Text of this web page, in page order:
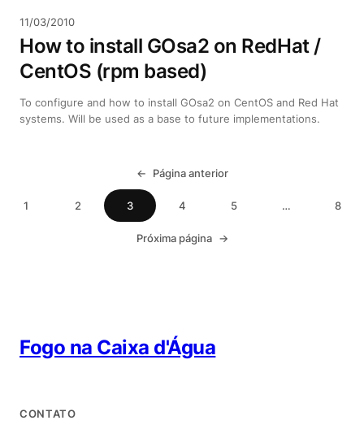
11/03/2010
How to install GOsa2 on RedHat /
CentOS (rpm based)
To configure and how to install GOsa2 on CentOS and Red Hat
systems. Will be used as a base to future implementations.
← Página anterior
1 2 3 4 5 … 8
Próxima página →
Fogo na Caixa d'Água
CONTATO